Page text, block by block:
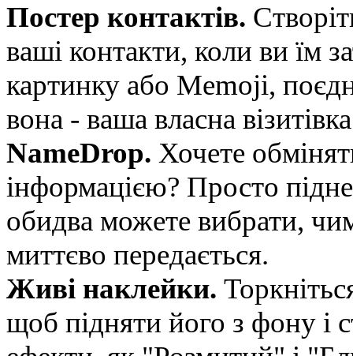
Постер контактів.
ваші контакти, коли ви їм
картинку або Memoji,
вона - ваша власна
NameDrop. Хочете
інформацією? Просто
обидва можете вибрати,
миттєво передається.
Живі наклейки.
щоб підняти його з фону і